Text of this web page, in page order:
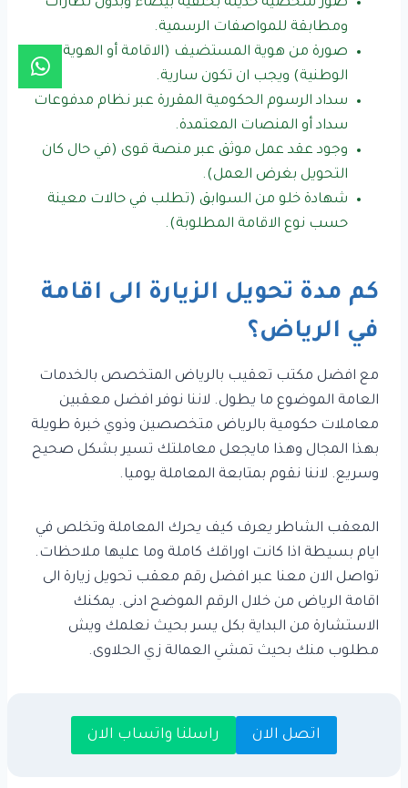
ومطابقة للمواصفات الرسمية.
صورة من هوية المستضيف (الاقامة أو الهوية
الوطنية) ويجب ان تكون سارية.
سداد الرسوم الحكومية المقررة عبر نظام مدفوعات
سداد أو المنصات المعتمدة.
وجود عقد عمل موثق عبر منصة قوى (في حال كان
التحويل بغرض العمل).
شهادة خلو من السوابق (تطلب في حالات معينة
حسب نوع الاقامة المطلوبة).
كم مدة تحويل الزيارة الى اقامة
في الرياض؟
مع افضل مكتب تعقيب بالرياض المتخصص بالخدمات
العامة الموضوع ما يطول. لاننا نوفر افضل معقبين
معاملات حكومية بالرياض متخصصين وذوي خبرة طويلة
بهذا المجال وهذا مايجعل معاملتك تسير بشكل صحيح
وسريع. لاننا نقوم بمتابعة المعاملة يوميا.
المعقب الشاطر يعرف كيف يحرك المعاملة وتخلص في
ايام بسيطة اذا كانت اوراقك كاملة وما عليها ملاحظات.
تواصل الان معنا عبر افضل رقم معقب تحويل زيارة الى
اقامة الرياض من خلال الرقم الموضح ادنى. يمكنك
الاستشارة من البداية بكل يسر بحيث نعلمك ويش
مطلوب منك بحيث تمشي العمالة زي الحلاوى.
اتصل الان راسلنا واتساب الان